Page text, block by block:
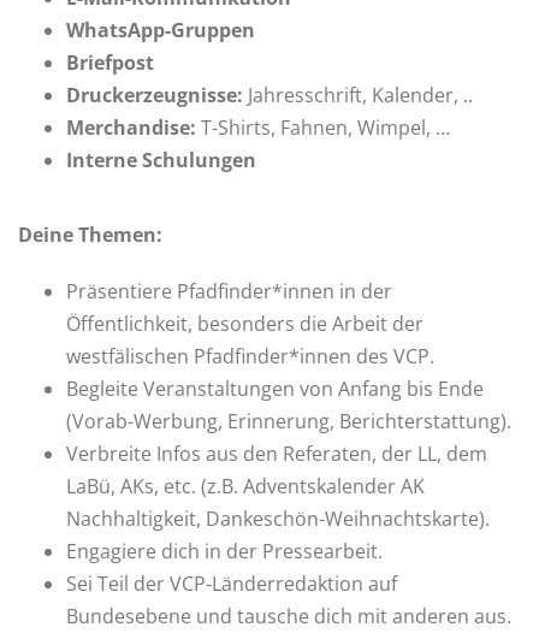
WhatsApp-Gruppen
Briefpost
Druckerzeugnisse: Jahresschrift, Kalender, ..
Merchandise: T-Shirts, Fahnen, Wimpel, …
Interne Schulungen
Deine Themen:
Präsentiere Pfadfinder*innen in der
Öffentlichkeit, besonders die Arbeit der
westfälischen Pfadfinder*innen des VCP.
Begleite Veranstaltungen von Anfang bis Ende
(Vorab-Werbung, Erinnerung, Berichterstattung).
Verbreite Infos aus den Referaten, der LL, dem
LaBü, AKs, etc. (z.B. Adventskalender AK
Nachhaltigkeit, Dankeschön-Weihnachtskarte).
Engagiere dich in der Pressearbeit.
Sei Teil der VCP-Länderredaktion auf
Bundesebene und tausche dich mit anderen aus.